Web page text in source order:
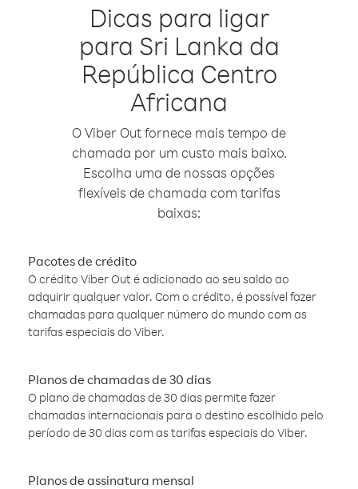
Dicas para ligar
para Sri Lanka da
República Centro
Africana
O Viber Out fornece mais tempo de
chamada por um custo mais baixo.
Escolha uma de nossas opções
flexíveis de chamada com tarifas
baixas:
Pacotes de crédito
O crédito Viber Out é adicionado ao seu saldo ao
adquirir qualquer valor. Com o crédito, é possível fazer
chamadas para qualquer número do mundo com as
tarifas especiais do Viber.
Planos de chamadas de 30 dias
O plano de chamadas de 30 dias permite fazer
chamadas internacionais para o destino escolhido pelo
período de 30 dias com as tarifas especiais do Viber.
Planos de assinatura mensal